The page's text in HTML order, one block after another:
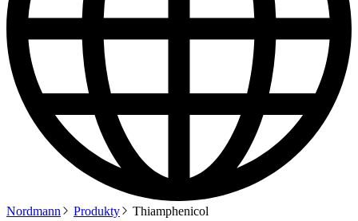
Nordmann Produkty Thiamphenicol